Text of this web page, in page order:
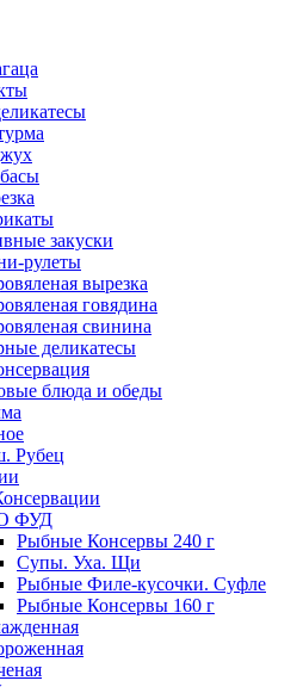
закуски
рулеты
вырезка
говядина
свинина
деликатесы
блюда и обеды
Рубец
ФУД
Рыбные Консервы 240 г
Супы. Уха. Щи
Рыбные Филе-кусочки. Суфле
Рыбные Консервы 160 г